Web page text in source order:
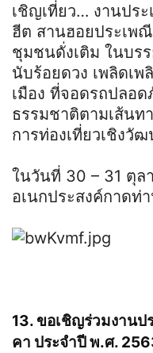
เชิญเที่ยว… งานปร
ฮีต สานฮอยประเพ
ชุมชนดั่งเติม ในบร
นับร้อยดวง เพลิดเ
เมือง ที่จอดรถปลอ
ธรรมชาติตามเส้นท
การท่องเที่ยวเชิงวั
ในวันที่ 30 – 31 ตุ
อเนกประสงค์กาดท่
13. ขอเชิญร่วมงาน
คา ประจำปี พ.ศ.